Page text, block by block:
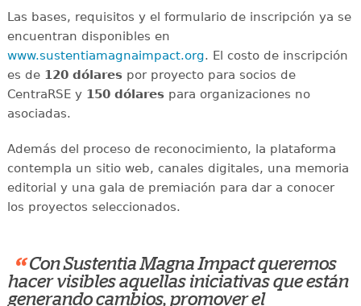
Las bases, requisitos y el formulario de inscripción ya se
encuentran disponibles en
www.sustentiamagnaimpact.org. El costo de inscripción
es de 120 dólarespor proyecto para socios de
CentraRSE y 150 dólarespara organizaciones no
asociadas.
Además del proceso de reconocimiento, la plataforma
contempla un sitio web, canales digitales, una memoria
editorial y una gala de premiación para dar a conocer
los proyectos seleccionados.
“ Con Sustentia Magna Impact queremos
hacer visibles aquellas iniciativas que están
generando cambios, promover el